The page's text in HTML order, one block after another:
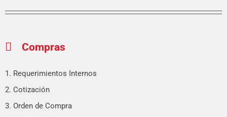
Compras
1. Requerimientos Internos
2. Cotización
3. Orden de Compra